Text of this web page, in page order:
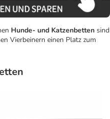
Hunde- und Katzenbetten sind
Vierbeinern einen Platz zum